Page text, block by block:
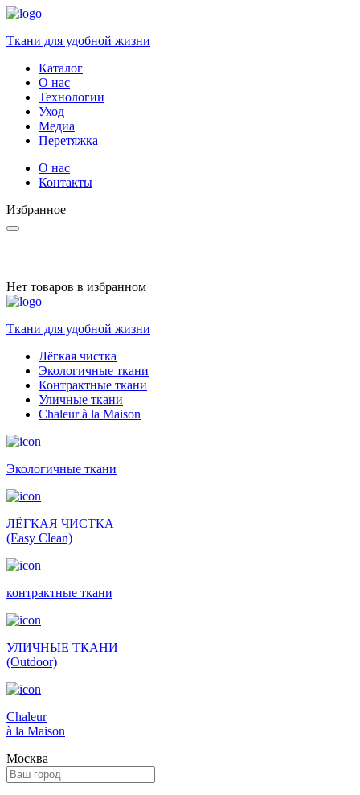
Ткани для удобной жизни
Каталог
О нас
Технологии
Уход
Медиа
Перетяжка
О нас
Контакты
Избранное
Нет товаров в избранном
Ткани для удобной жизни
Лёгкая чистка
Экологичные ткани
Контрактные ткани
Уличные ткани
Сhaleur à la Maison
Экологичные ткани
ЛЁГКАЯ ЧИСТКА
(Easy Clean)
контрактные ткани
УЛИЧНЫЕ ТКАНИ
(Outdoor)
Сhaleur
à la Maison
Москва